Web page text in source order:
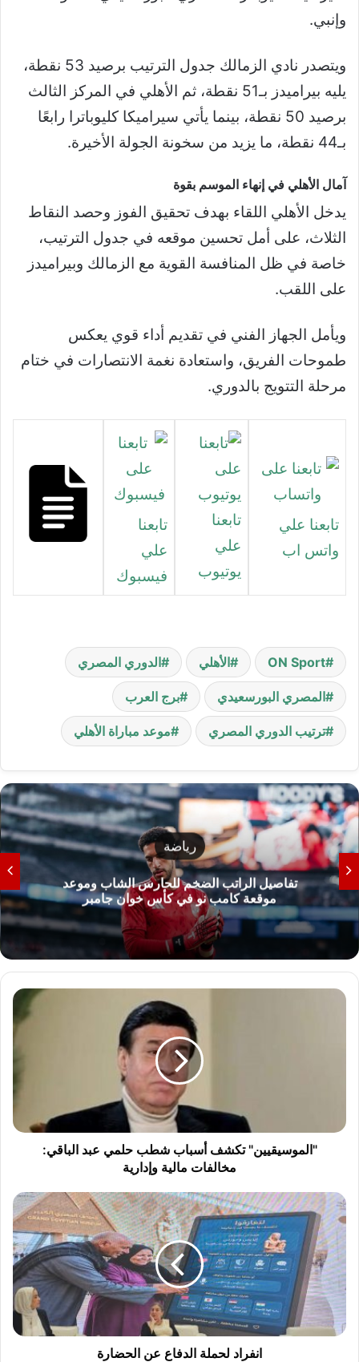
وإنبي.
ويتصدر نادي الزمالك جدول الترتيب برصيد 53 نقطة،
يليه بيراميدز بـ51 نقطة، ثم الأهلي في المركز الثالث
برصيد 50 نقطة، بينما يأتي سيراميكا كليوباترا رابعًا
بـ44 نقطة، ما يزيد من سخونة الجولة الأخيرة.
آمال الأهلي في إنهاء الموسم بقوة
يدخل الأهلي اللقاء بهدف تحقيق الفوز وحصد النقاط
الثلاث، على أمل تحسين موقعه في جدول الترتيب،
خاصة في ظل المنافسة القوية مع الزمالك وبيراميدز
على اللقب.
ويأمل الجهاز الفني في تقديم أداء قوي يعكس
طموحات الفريق، واستعادة نغمة الانتصارات في ختام
مرحلة التتويج بالدوري.
تابعنا علي
واتس اب
تابعنا
علي
يوتيوب
تابعنا
علي
فيسبوك
ON Sport الأهلي الدوري المصري
المصري البورسعيدي برج العرب
ترتيب الدوري المصري موعد مباراة الأهلي
رياضة
تفاصيل الراتب الضخم للحارس الشاب وموعد
موقعة كامب نو في كأس خوان جامبر
"
ي
ت
ك
ش
ف
أ
س
ب
ا
ب
"الموسيقيين" تكشف أسباب شطب حلمي عبد الباقي:
مخالفات مالية وإدارية
ا
ن
ف
ر
ا
د
ل
ح
م
انفراد لحملة الدفاع عن الحضارة